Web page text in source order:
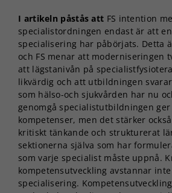
I artikeln påstås att FS intention
specialistordningen endast är att
specialisering har påbörjats. Detta
och FS menar att moderniseringen
att lägstanivån på
likvärdig och att utbildningen
som hälso-och sjukvården har nu
genomgå specialistutbildningen
kompetenser, men det stärker
kritiskt tänkande och strukturerat
sektionerna själva som har
som varje specialist måste uppnå.
kompetensutveckling avstannar
specialisering.